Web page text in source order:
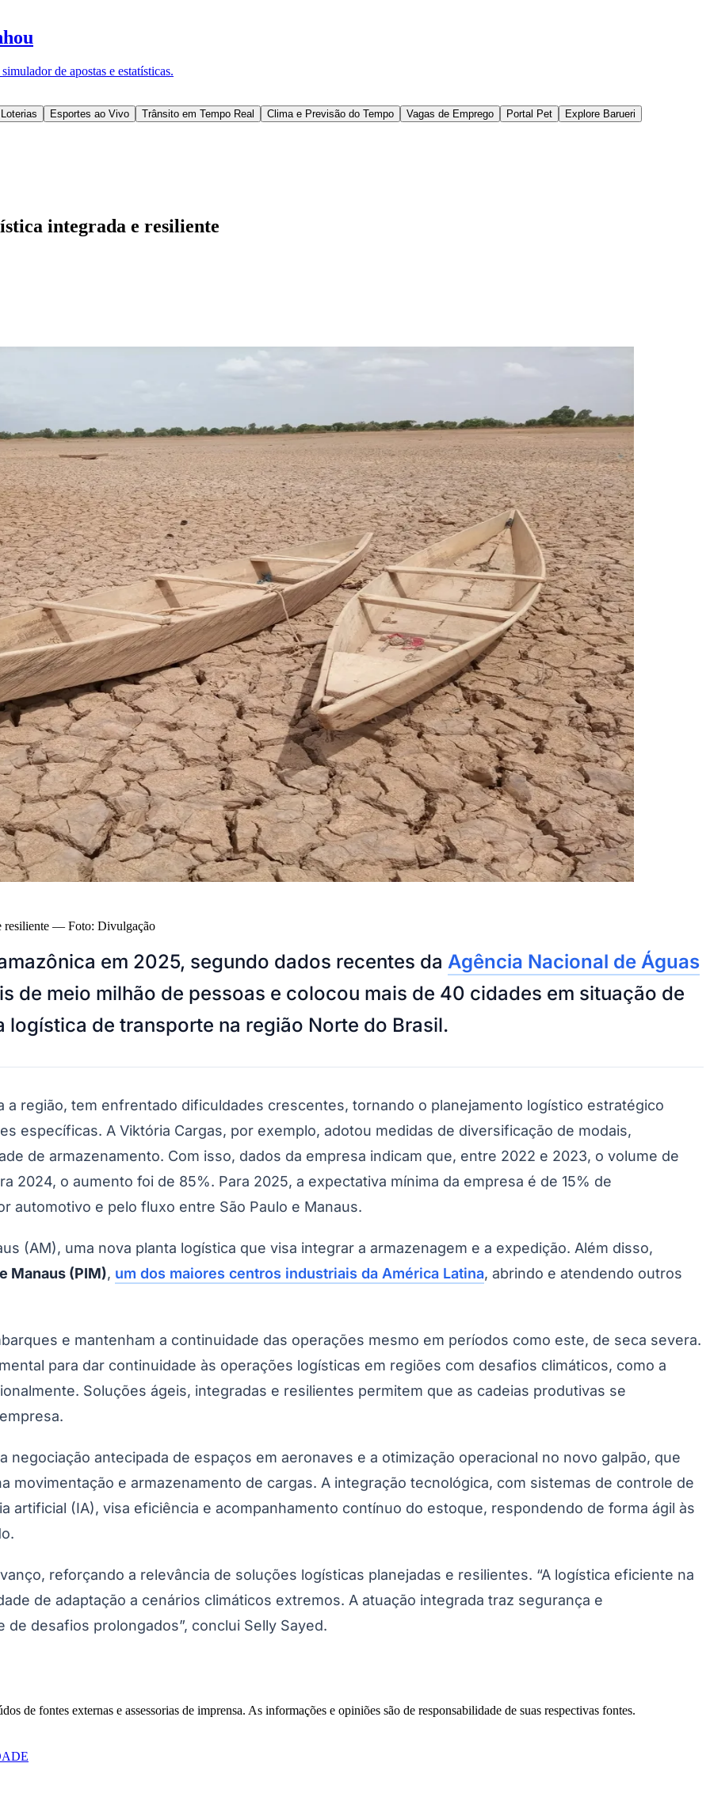
dos Altos
Bom JesusAraçariguamaCajamarCaieirasFranco da RochaFrancisco MoratoTaboão da SerraEmbu das ArtesSão Roque
de apostas e estatísticas.
Esportes ao Vivo Trânsito em Tempo Real Clima e Previsão do Tempo Vagas de Emprego Portal Pet
Explore Barueri
integrada e resiliente
resiliente — Foto: Divulgação
em 2025, segundo dados recentes da Agência Nacional de Águas
de meio milhão de pessoas e colocou mais de 40 cidades em situação de
de transporte na região Norte do Brasil.
região, tem enfrentado dificuldades crescentes, tornando o planejamento logístico estratégico
específicas. A Viktória Cargas, por exemplo, adotou medidas de diversificação de modais,
de armazenamento. Com isso, dados da empresa indicam que, entre 2022 e 2023, o volume de
2024, o aumento foi de 85%. Para 2025, a expectativa mínima da empresa é de 15% de
automotivo e pelo fluxo entre São Paulo e Manaus.
(AM), uma nova planta logística que visa integrar a armazenagem e a expedição. Além disso,
Manaus (PIM), um dos maiores centros industriais da América Latina, abrindo e atendendo outros
e mantenham a continuidade das operações mesmo em períodos como este, de seca severa.
para dar continuidade às operações logísticas em regiões com desafios climáticos, como a
Soluções ágeis, integradas e resilientes permitem que as cadeias produtivas se
negociação antecipada de espaços em aeronaves e a otimização operacional no novo galpão, que
movimentação e armazenamento de cargas. A integração tecnológica, com sistemas de controle de
artificial (IA), visa eficiência e acompanhamento contínuo do estoque, respondendo de forma ágil às
reforçando a relevância de soluções logísticas planejadas e resilientes. “A logística eficiente na
de adaptação a cenários climáticos extremos. A atuação integrada traz segurança e
desafios prolongados”, conclui Selly Sayed.
de fontes externas e assessorias de imprensa. As informações e opiniões são de responsabilidade de suas respectivas fontes.